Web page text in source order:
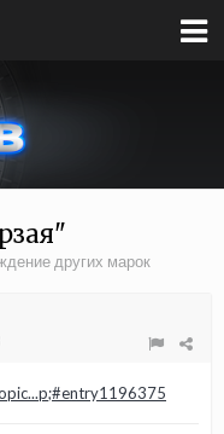
других марок